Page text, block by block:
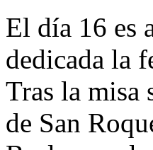
El día 16 es
dedicada la
Tras la misa
de San